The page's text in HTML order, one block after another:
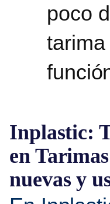
poco
Inplastic:
en
nuevas y